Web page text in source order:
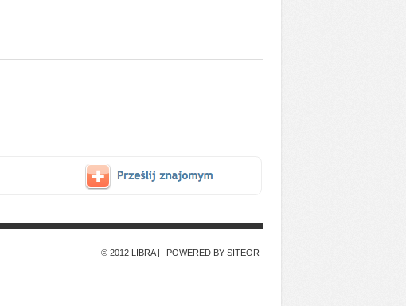
© 2012 LIBRA POWERED BY SITEOR